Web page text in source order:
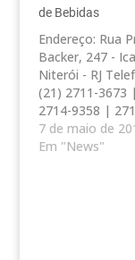
Presidente
Loja 4 - Icaraí -
- RJ Telefone:
2610-4488
de Bebidas
Endereço: Rua
Backer, 247 -
Niterói - RJ
(21) 2711-3673 |
2714-9358 |
6007
7 de maio de
Em "News"